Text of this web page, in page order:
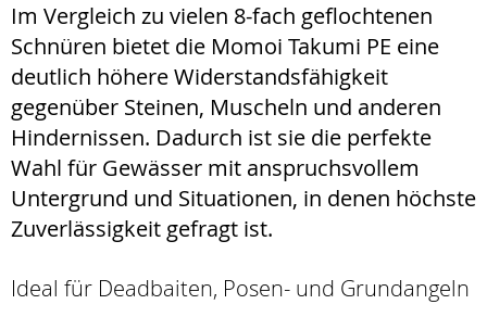
Im Vergleich zu vielen 8-fach geflochtenen
Schnüren bietet die Momoi Takumi PE eine
deutlich höhere Widerstandsfähigkeit
gegenüber Steinen, Muscheln und anderen
Hindernissen. Dadurch ist sie die perfekte
Wahl für Gewässer mit anspruchsvollem
Untergrund und Situationen, in denen höchste
Zuverlässigkeit gefragt ist.
Ideal für Deadbaiten, Posen- und Grundangeln